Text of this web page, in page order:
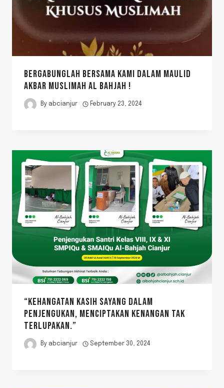
BERGABUNGLAH BERSAMA KAMI DALAM MAULID
AKBAR MUSLIMAH AL BAHJAH !
By abcianjur February 23, 2024
“KEHANGATAN KASIH SAYANG DALAM
PENJENGUKAN, MENCIPTAKAN KENANGAN TAK
TERLUPAKAN.”
By abcianjur September 30, 2024